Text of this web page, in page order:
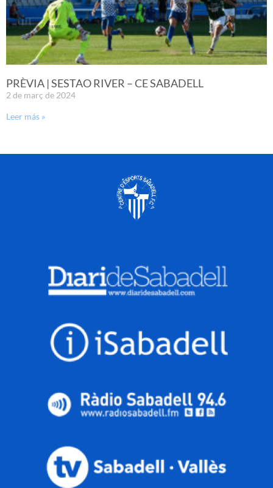
PRÈVIA | SESTAO RIVER – CE SABADELL
2 de març de 2024
Leer más »